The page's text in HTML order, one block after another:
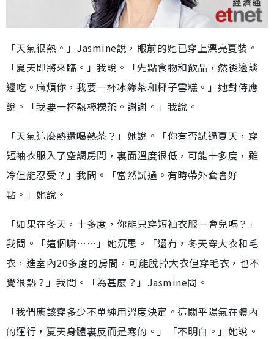
「天氣很熱。」Jasmine說，眼前的她已穿上漂亮夏裝。
「夏天即將來臨。」我說。「先點食物和飲品，然後邊談
邊吃。麻煩你，我要一杯冰綠茶和椰子雪糕。」她對侍應
說。「我要一杯熱檸檬茶。謝謝。」我說。
「天氣這麼熱還喝熱茶？」她說。「你有否試過夏天，穿
短袖衣服入了空調房間，裏面溫度很低，可能十多度，雖
冷但能忍受？」我問。「當然試過。有時帶外套會好
點。」她說。
「如果在冬天，十多度，你能只穿短袖衣服一會兒嗎？」
我問。「這個嘛……」她沉思。「還有，冬天穿大衣和毛
衣，進室內20多度的房間，可能脫掉大衣但穿毛衣，也不
覺很熱？」我問。「為甚麼？」Jasmine問。
「我們應該穿多少不單純用溫度決定。這關乎陽氣在體內
的運行，夏天身體裏反而是寒的。」「不明白。」她說。